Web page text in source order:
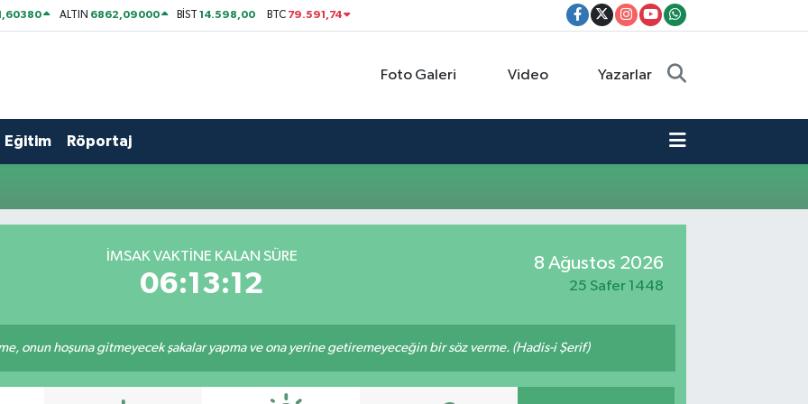
ALTIN 6862,09000 BİST14.598,00 BTC 79.591,74
Foto Galeri Video Yazarlar
Eğitim Röportaj
İMSAK VAKTİNE KALAN SÜRE
06:13:12
8 Ağustos 2026
25 Safer 1448
onun hoşuna gitmeyecek şakalar yapma ve ona yerine getiremeyeceğin bir söz verme. (Hadis-i Şerif)